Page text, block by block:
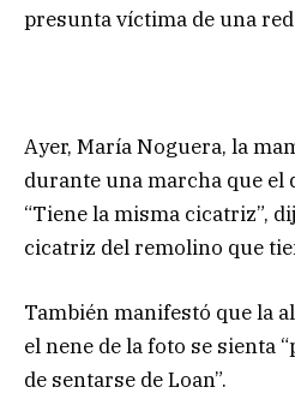
presunta víctima de una
Ayer, María Noguera, la
durante una marcha que el
“Tiene la misma cicatriz”,
cicatriz del remolino que
También manifestó que la
el nene de la foto se sienta
de sentarse de Loan”.